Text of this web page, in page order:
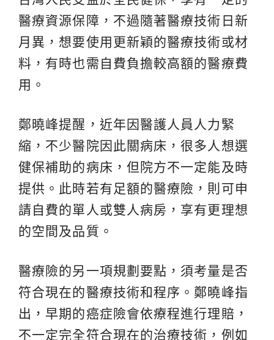
醫療資源保障，不過隨著醫療技術日新
月異，想要使用更新穎的醫療技術或材
料，有時也需自費負擔較高額的醫療費
用。
鄭曉峰提醒，近年因醫護人員人力緊
縮，不少醫院因此關病床，很多人想選
健保補助的病床，但院方不一定能及時
提供。此時若有足額的醫療險，則可申
請自費的單人或雙人病房，享有更理想
的空間及品質。
醫療險的另一項規劃要點，須考量是否
符合現在的醫療技術和程序。鄭曉峰指
出，早期的癌症險會依療程進行理賠，
不一定完全符合現在的治療技術，例如